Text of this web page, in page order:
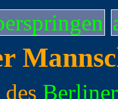
des